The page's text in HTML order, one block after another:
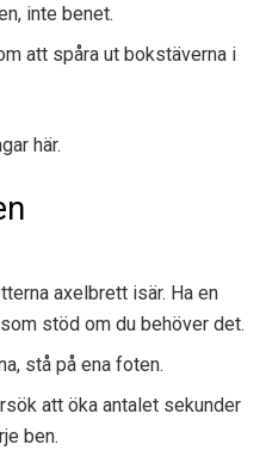
inte benet.
att spåra ut bokstäverna i
här.
axelbrett isär. Ha en
stöd om du behöver det.
stå på ena foten.
att öka antalet sekunder
ben.